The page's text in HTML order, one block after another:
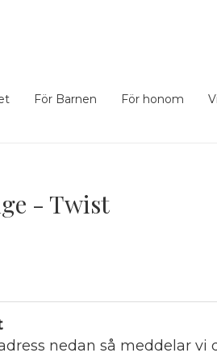
För Barnen För honom
- Twist
nedan så meddelar vi